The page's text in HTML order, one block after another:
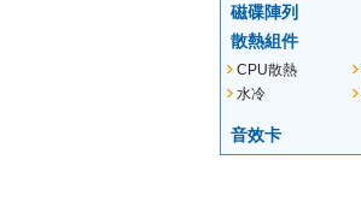
磁碟陣列
散熱組件
CPU散熱
水冷
音效卡